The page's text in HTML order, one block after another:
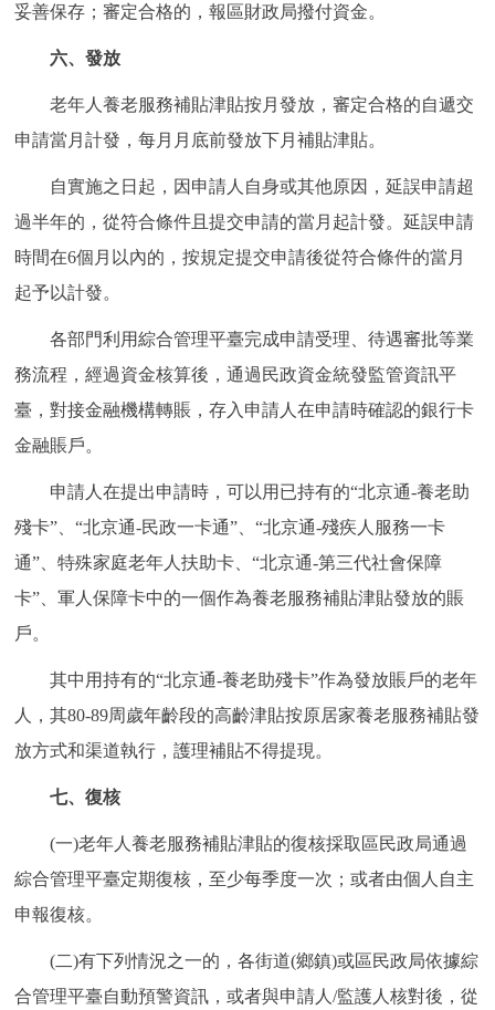
妥善保存；審定合格的，報區財政局撥付資金。
六、發放
老年人養老服務補貼津貼按月發放，審定合格的自遞交
申請當月計發，每月月底前發放下月補貼津貼。
自實施之日起，因申請人自身或其他原因，延誤申請超
過半年的，從符合條件且提交申請的當月起計發。延誤申請
時間在6個月以內的，按規定提交申請後從符合條件的當月
起予以計發。
各部門利用綜合管理平臺完成申請受理、待遇審批等業
務流程，經過資金核算後，通過民政資金統發監管資訊平
臺，對接金融機構轉賬，存入申請人在申請時確認的銀行卡
金融賬戶。
申請人在提出申請時，可以用已持有的“北京通-養老助
殘卡”、“北京通-民政一卡通”、“北京通-殘疾人服務一卡
通”、特殊家庭老年人扶助卡、“北京通-第三代社會保障
卡”、軍人保障卡中的一個作為養老服務補貼津貼發放的賬
戶。
其中用持有的“北京通-養老助殘卡”作為發放賬戶的老年
人，其80-89周歲年齡段的高齡津貼按原居家養老服務補貼發
放方式和渠道執行，護理補貼不得提現。
七、復核
(一)老年人養老服務補貼津貼的復核採取區民政局通過
綜合管理平臺定期復核，至少每季度一次；或者由個人自主
申報復核。
(二)有下列情況之一的，各街道(鄉鎮)或區民政局依據綜
合管理平臺自動預警資訊，或者與申請人/監護人核對後，從